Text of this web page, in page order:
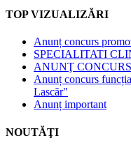
TOP VIZUALIZĂRI
Anunț concurs
SPECIALITATI
ANUNŢ
Anunț concurs
Lascăr"
Anunț important
NOUTĂŢI